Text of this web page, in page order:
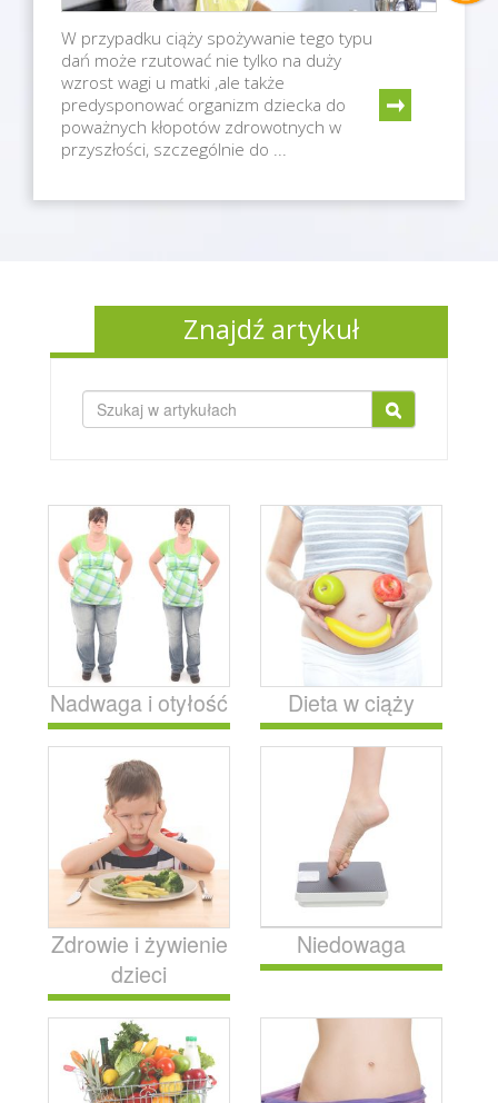
W przypadku ciąży spożywanie tego typu
dań może rzutować nie tylko na duży
wzrost wagi u matki ,ale także
predysponować organizm dziecka do
poważnych kłopotów zdrowotnych w
przyszłości, szczególnie do ...
Znajdź artykuł
Nadwaga i otyłość Dieta w ciąży
Zdrowie i żywienie
dzieci
Niedowaga